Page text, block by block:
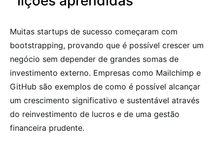
Muitas startups de sucesso começaram com
bootstrapping, provando que é possível crescer um
negócio sem depender de grandes somas de
investimento externo. Empresas como Mailchimp e
GitHub são exemplos de como é possível alcançar
um crescimento significativo e sustentável através
do reinvestimento de lucros e de uma gestão
financeira prudente.